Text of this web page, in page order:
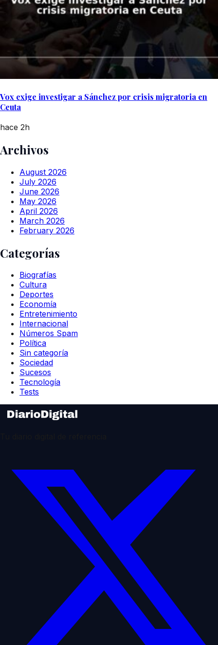
Vox exige investigar a Sánchez por crisis migratoria en
Ceuta
hace 2h
Archivos
August 2026
July 2026
June 2026
May 2026
April 2026
March 2026
February 2026
Categorías
Biografías
Cultura
Deportes
Economía
Entretenimiento
Internacional
Números Spam
Política
Sin categoría
Sociedad
Sucesos
Tecnología
Tests